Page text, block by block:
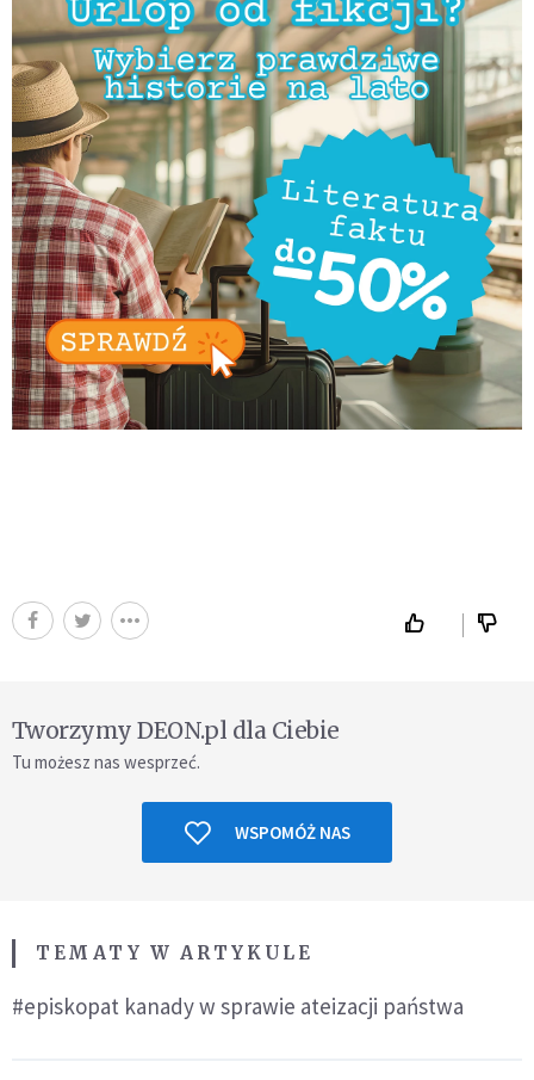
Tworzymy DEON.pl dla Ciebie
Tu możesz nas wesprzeć.
WSPOMÓŻ NAS
TEMATY W ARTYKULE
#episkopat kanady w sprawie ateizacji państwa